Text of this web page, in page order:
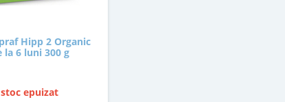
Hipp 2 Organic
la 6 luni 300 g
stoc epuizat